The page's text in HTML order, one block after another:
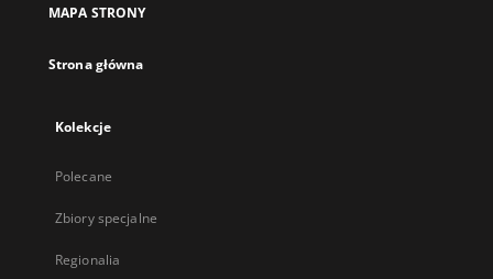
MAPA STRONY
Strona główna
Kolekcje
Polecane
Zbiory specjalne
Regionalia